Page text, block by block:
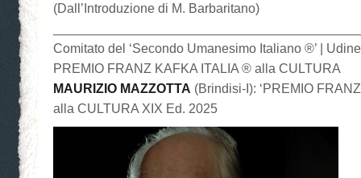
(Dall’Introduzione di M. Barbaritano)
Comitato del ‘Secondo Umanesimo Italiano ®’ |
PREMIO FRANZ KAFKA ITALIA ® alla CULTURA
MAURIZIO MAZZOTTA (Brindisi-I): ‘PREMIO
alla CULTURA XIX Ed. 2025